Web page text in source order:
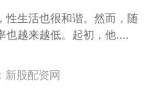
性生活也很和谐。然而，随
也越来越低。起初，他....
新股配资网